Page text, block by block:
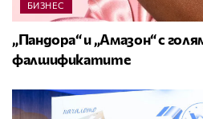
БИЗНЕС
„Пандора“ и „Амазон“ с
фалшификатите